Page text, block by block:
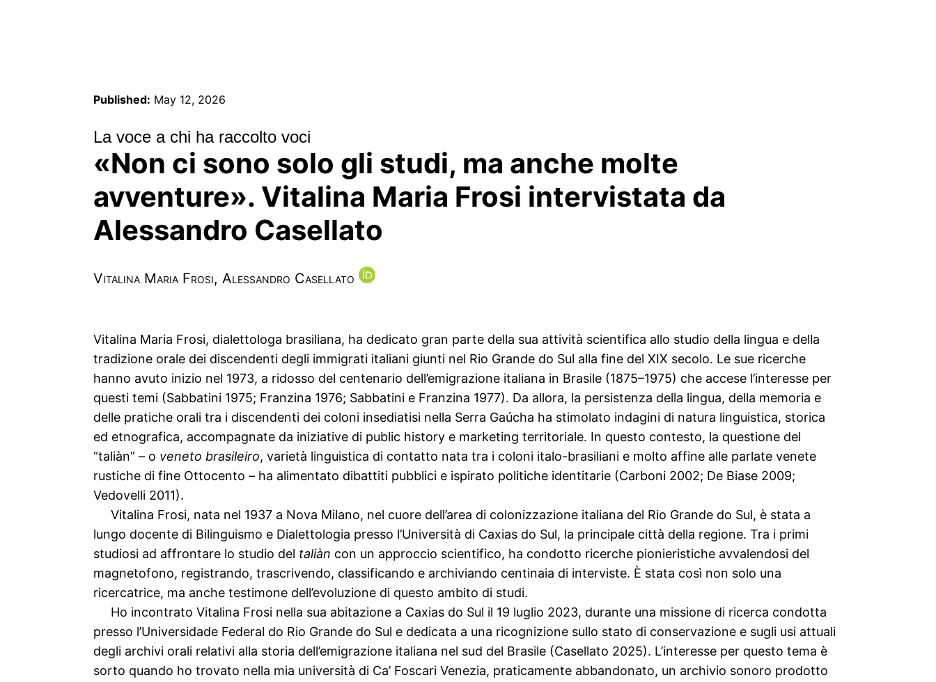
Published: May 12, 2026
La voce a chi ha raccolto voci
«Non ci sono solo gli studi, ma anche molte
avventure». Vitalina Maria Frosi intervistata da
Alessandro Casellato
Vitalina Maria Frosi, Alessandro Casellato
Vitalina Maria Frosi, dialettologa brasiliana, ha dedicato gran parte della sua attività scientifica allo studio della lingua e della
tradizione orale dei discendenti degli immigrati italiani giunti nel Rio Grande do Sul alla fine del XIX secolo. Le sue ricerche
hanno avuto inizio nel 1973, a ridosso del centenario dell’emigrazione italiana in Brasile (1875–1975) che accese l’interesse per
questi temi (Sabbatini 1975; Franzina 1976; Sabbatini e Franzina 1977). Da allora, la persistenza della lingua, della memoria e
delle pratiche orali tra i discendenti dei coloni insediatisi nella Serra Gaúcha ha stimolato indagini di natura linguistica, storica
ed etnografica, accompagnate da iniziative di public history e marketing territoriale. In questo contesto, la questione del
“taliàn” – o veneto brasileiro, varietà linguistica di contatto nata tra i coloni italo-brasiliani e molto affine alle parlate venete
rustiche di fine Ottocento – ha alimentato dibattiti pubblici e ispirato politiche identitarie (Carboni 2002; De Biase 2009;
Vedovelli 2011).
Vitalina Frosi, nata nel 1937 a Nova Milano, nel cuore dell’area di colonizzazione italiana del Rio Grande do Sul, è stata a
lungo docente di Bilinguismo e Dialettologia presso l’Università di Caxias do Sul, la principale città della regione. Tra i primi
studiosi ad affrontare lo studio del taliàn con un approccio scientifico, ha condotto ricerche pionieristiche avvalendosi del
magnetofono, registrando, trascrivendo, classificando e archiviando centinaia di interviste. È stata così non solo una
ricercatrice, ma anche testimone dell’evoluzione di questo ambito di studi.
Ho incontrato Vitalina Frosi nella sua abitazione a Caxias do Sul il 19 luglio 2023, durante una missione di ricerca condotta
presso l’Universidade Federal do Rio Grande do Sul e dedicata a una ricognizione sullo stato di conservazione e sugli usi attuali
degli archivi orali relativi alla storia dell’emigrazione italiana nel sud del Brasile (Casellato 2025). L’interesse per questo tema è
sorto quando ho trovato nella mia università di Ca’ Foscari Venezia, praticamente abbandonato, un archivio sonoro prodotto